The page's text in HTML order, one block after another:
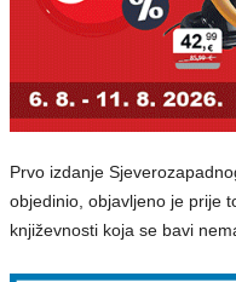
Prvo izdanje
objedinio, objavljeno je prije
književnosti koja se bavi